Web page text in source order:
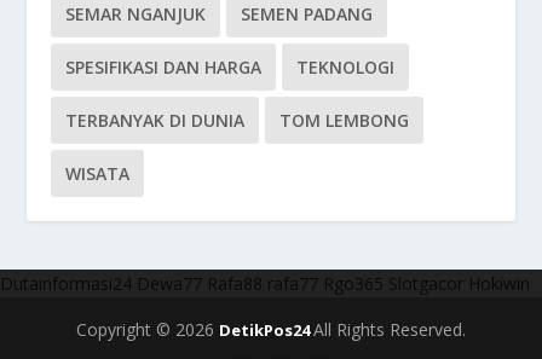
SEMAR NGANJUK SEMEN PADANG
SPESIFIKASI DAN HARGA TEKNOLOGI
TERBANYAK DI DUNIA TOM LEMBONG
WISATA
Dutainformasi24 Dewa77 Rafa88 rafa77 Rgo365 Slotgacor Hokiwin
Copyright © 2026 DetikPos24All Rights Reserved.